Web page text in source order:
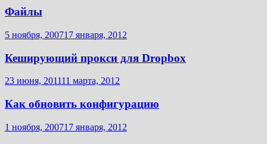
Файлы
5 ноября, 200717 января, 2012
Кеширующий прокси для Dropbox
23 июня, 201111 марта, 2012
Как обновить конфигурацию
1 ноября, 200717 января, 2012